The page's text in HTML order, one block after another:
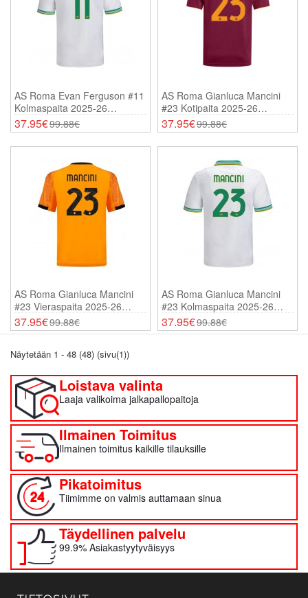
AS Roma Evan Ferguson #11
Kolmaspaita 2025-26
Lyhythihainen
37.95€99.88€
AS Roma Gianluca Mancini
#23 Kotipaita 2025-26
Lyhythihainen
37.95€99.88€
AS Roma Gianluca Mancini
#23 Vieraspaita 2025-26
Lyhythihainen
37.95€99.88€
AS Roma Gianluca Mancini
#23 Kolmaspaita 2025-26
Lyhythihainen
37.95€99.88€
Näytetään 1 - 48 (48) (sivu(1))
Loistava valinta
Laaja valikoima jalkapallopaitoja
Ilmainen Toimitus
Ilmainen toimitus kaikille tilauksille
Pikatoimitus
Tiimimme on valmis auttamaan sinua
Täydellinen palvelu
99.9% Asiakastyytyväisyys